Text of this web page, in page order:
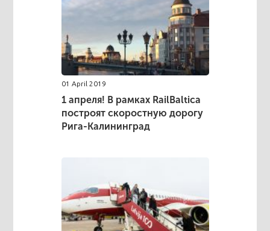
01 April 2019
1 апреля! В рамках RailBaltica
построят скоростную дорогу
Рига-Калининград